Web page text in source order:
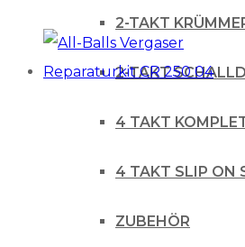
2-TAKT
2-TAKT
4 TAKT
4 TAKT SLIP ON
ZUBEHÖR
KXF